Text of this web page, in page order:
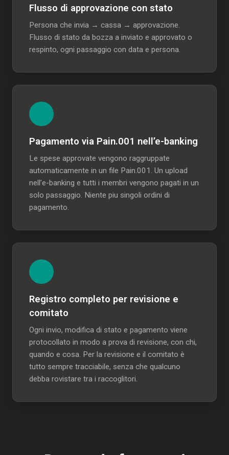
Flusso di approvazione con stato
Persona che invia → cassa → approvazione.
Flusso di stato da bozza a inviato e approvato o
respinto, ogni passaggio con data e persona.
Pagamento via Pain.001 nell’e-banking
Le spese approvate vengono raggruppate
automaticamente in un file Pain.001. Un upload
nell’e-banking e tutti i membri vengono pagati in un
solo passaggio. Niente piu singoli ordini di
pagamento.
Registro completo per revisione e
comitato
Ogni invio, modifica di stato e pagamento viene
protocollato in modo a prova di revisione, con chi,
quando e cosa. Per la revisione e il comitato è
tutto sempre tracciabile, senza che qualcuno
debba rovistare tra i raccoglitori.